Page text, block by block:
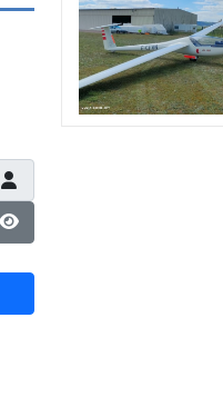
Afficher le mot de passe